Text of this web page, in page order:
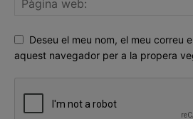
Deseu el meu nom, el meu correu
aquest navegador per a la propera